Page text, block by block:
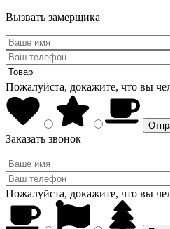
Вызвать замерщика
Пожалуйста, докажите, что вы
Заказать звонок
Пожалуйста, докажите, что вы